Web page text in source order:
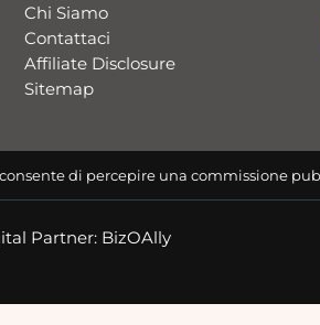
Chi Siamo
Contattaci​
Affiliate Disclosure
Sitemap
di percepire una commissione
Partner: BizOAlly